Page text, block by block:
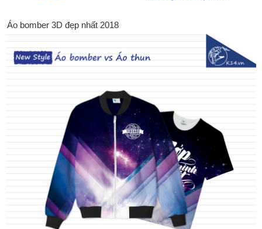
Áo bomber 3D đẹp nhất 2018